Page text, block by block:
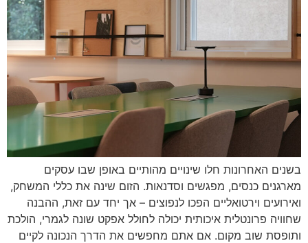
בשנים האחרונות חלו שינויים מהותיים באופן שבו עסקים
מארגנים כנסים, מפגשים וסדנאות. הזום שינה את כללי המשחק,
ואירועים וירטואליים הפכו לנפוצים – אך יחד עם זאת, ההבנה
שחוויה פרונטלית איכותית יכולה לחולל אפקט שונה לגמרי, הולכת
ותופסת שוב מקום. אם אתם מחפשים את הדרך הנכונה לקיים